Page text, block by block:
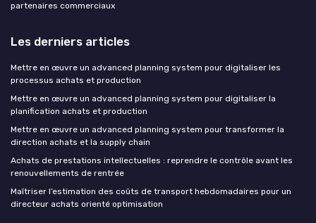
partenaires commerciaux
Les derniers articles
Mettre en œuvre un advanced planning system pour digitaliser les
processus achats et production
Mettre en œuvre un advanced planning system pour digitaliser la
planification achats et production
Mettre en œuvre un advanced planning system pour transformer la
direction achats et la supply chain
Achats de prestations intellectuelles : reprendre le contrôle avant les
renouvellements de rentrée
Maîtriser l’estimation des coûts de transport hebdomadaires pour un
directeur achats orienté optimisation